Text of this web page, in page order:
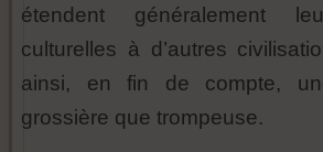
étendent généralement
culturelles à d’autres
ainsi, en fin de compte,
grossière que trompeuse.